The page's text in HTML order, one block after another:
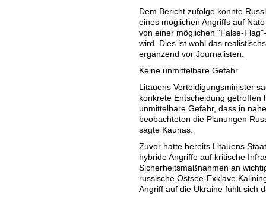
Dem Bericht zufolge könnte
eines möglichen Angriffs auf
von einer möglichen "False-
wird. Dies ist wohl das
ergänzend vor Journalisten.
Keine unmittelbare Gefahr
Litauens Verteidigungsminister
konkrete Entscheidung getroffen
unmittelbare Gefahr, dass in
beobachteten die Planungen
sagte Kaunas.
Zuvor hatte bereits Litauens
hybride Angriffe auf kritische
Sicherheitsmaßnahmen an
russische Ostsee-Exklave
Angriff auf die Ukraine fühlt sich